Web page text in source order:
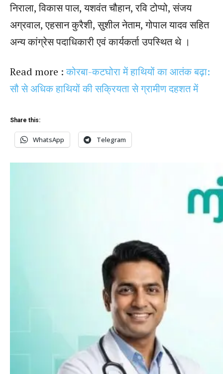
निराला, विकास पाल, यशवंत चौहान, रवि टोप्‍पो, संजय
अग्रवाल, एहसान कुरैशी, सुशील नेताम, गोपाल यादव सहित
अन्‍य कांग्रेस पदाधिकारी एवं कार्यकर्ता उपस्थित थे ।
Read more :कोरबा-कटघोरा में हाथियों का आतंक बढ़ा:
सौ से अधिक हाथियों की सक्रियता से ग्रामीण दहशत में
Share this:
WhatsApp Telegram